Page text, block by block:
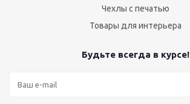
Чехлы с печатью
Товары для интерьера
Будьте всегда в курсе!